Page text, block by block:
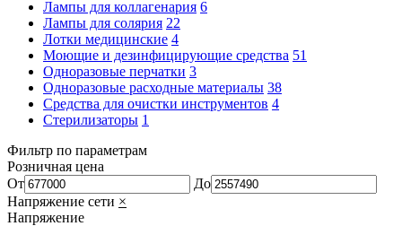
Лампы для коллагенария 6
Лампы для солярия 22
Лотки медицинские 4
Моющие и дезинфицирующие средства 51
Одноразовые перчатки 3
Одноразовые расходные материалы 38
Средства для очистки инструментов 4
Стерилизаторы 1
Фильтр по параметрам
Розничная цена
От
До
Напряжение сети ×
Напряжение